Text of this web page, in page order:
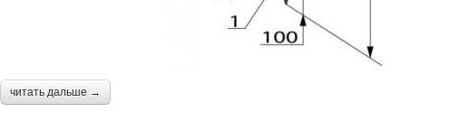
читать дальше →